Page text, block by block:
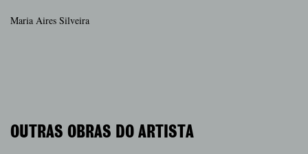
Maria Aires Silveira
OUTRAS OBRAS DO ARTISTA